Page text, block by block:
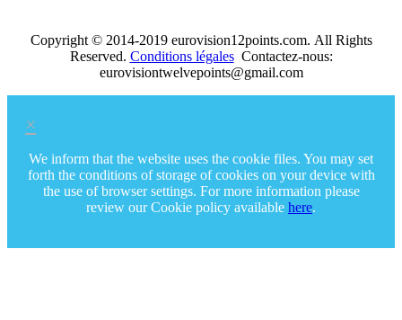
Copyright © 2014-2019 eurovision12points.com. All Rights
Reserved. Conditions légalesContactez-nous:
eurovisiontwelvepoints@gmail.com
×
We inform that the website uses the cookie files. You may set
forth the conditions of storage of cookies on your device with
the use of browser settings. For more information please
review our Cookie policy available here.